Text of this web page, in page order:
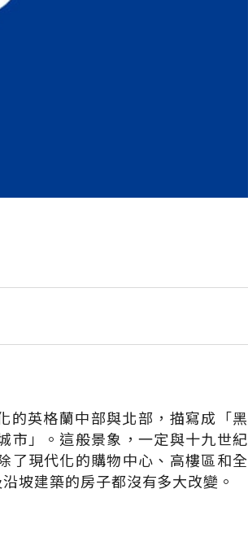
英格蘭中部與北部，描寫成「黑
市」。這般景象，一定與十九世紀
了現代化的購物中心、高樓區和全
坡建築的房子都沒有多大改變。